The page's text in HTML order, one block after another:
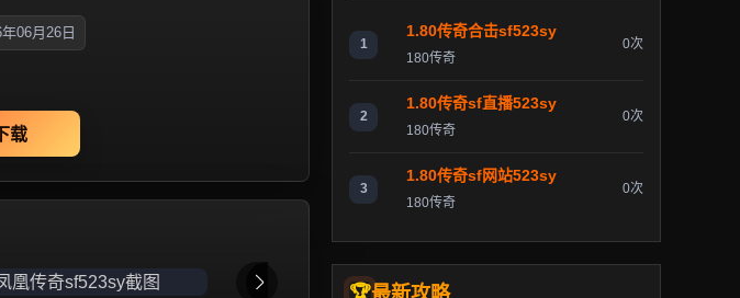
06月26日
载
1
1.80传奇合击sf523sy
180传奇
0次
2
1.80传奇sf直播523sy
180传奇
0次
3
1.80传奇sf网站523sy
180传奇
0次
最新攻略